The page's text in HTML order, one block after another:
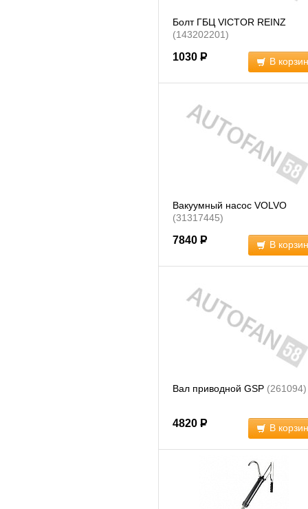
Болт ГБЦ VICTOR REINZ
(143202201)
1030 Р В
Вакуумный насос VOLVO
(31317445)
7840 Р В
Вал приводной GSP (261094)
4820 Р В